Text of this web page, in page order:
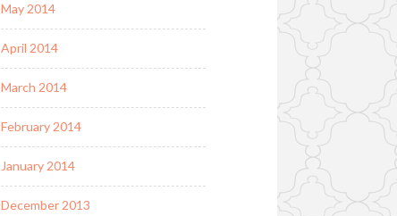
May 2014
April 2014
March 2014
February 2014
January 2014
December 2013